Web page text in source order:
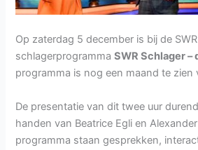
Op zaterdag 5 december is bij de
schlagerprogrammaSWR Schlager –
programma is nog een maand te zien
De presentatie van dit twee uur
handen van Beatrice Egli en
programma staan gesprekken,